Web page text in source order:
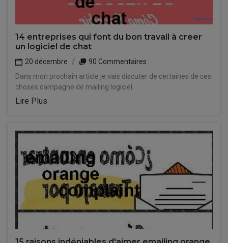
14 entreprises qui font du bon travail à creer
un logiciel de chat
20 décembre
90 Commentaires
Dans mon prochain article je vais discuter de certaines de ces
choses campagne de mailing logiciel.
Lire Plus